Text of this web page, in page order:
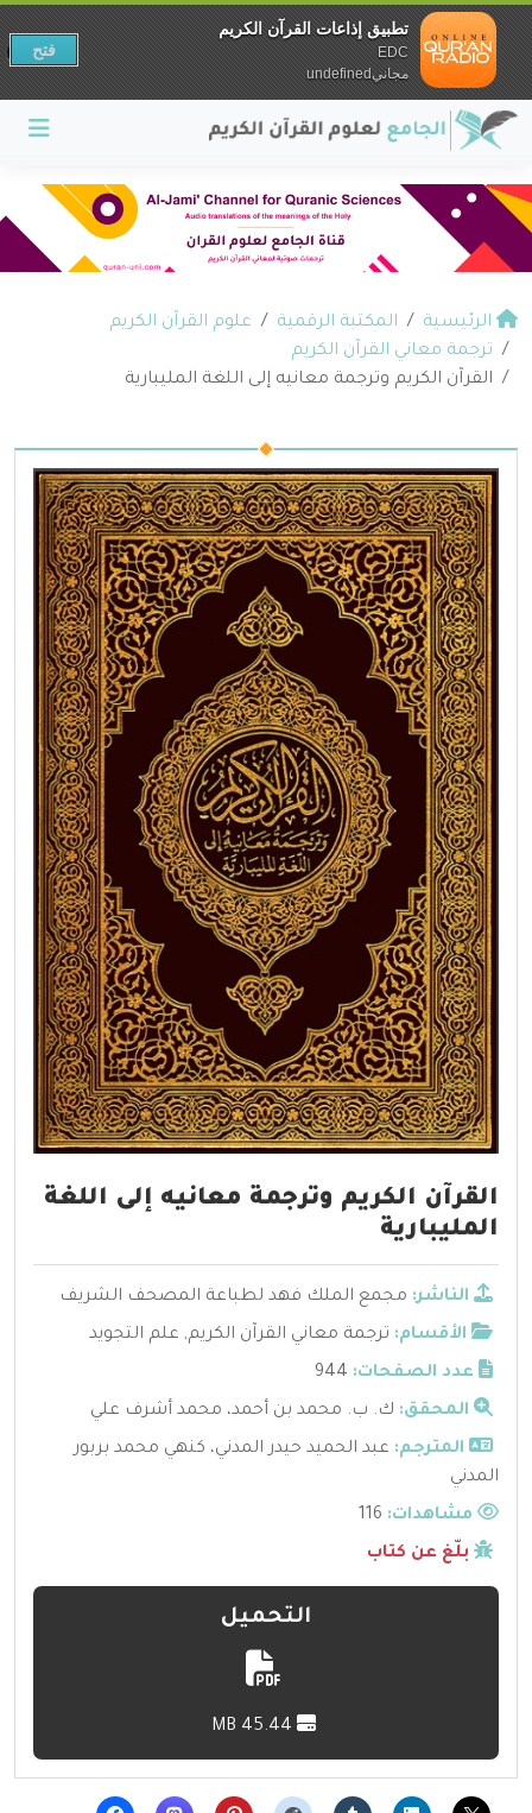
الرئيسية المكتبة الرقمية
علوم القرآن الكريم
ترجمة معاني القرآن الكريم
القرآن الكريم وترجمة معانيه إلى اللغة المليبارية
القرآن الكريم وترجمة معانيه إلى اللغة
المليبارية
الناشر: مجمع الملك فهد لطباعة المصحف الشريف
الأقسام: ترجمة معاني القرآن الكريم, علم التجويد
عدد الصفحات: 944
المحقق: ك. ب. محمد بن أحمد، محمد أشرف علي
المترجم: عبد الحميد حيدر المدني، كنهي محمد بربور
المدني
مشاهدات:
بلّغ عن كتاب
التحميل
تطبيق إذاعات القرآن الكريم
EDC
مجانيundefined
فتح